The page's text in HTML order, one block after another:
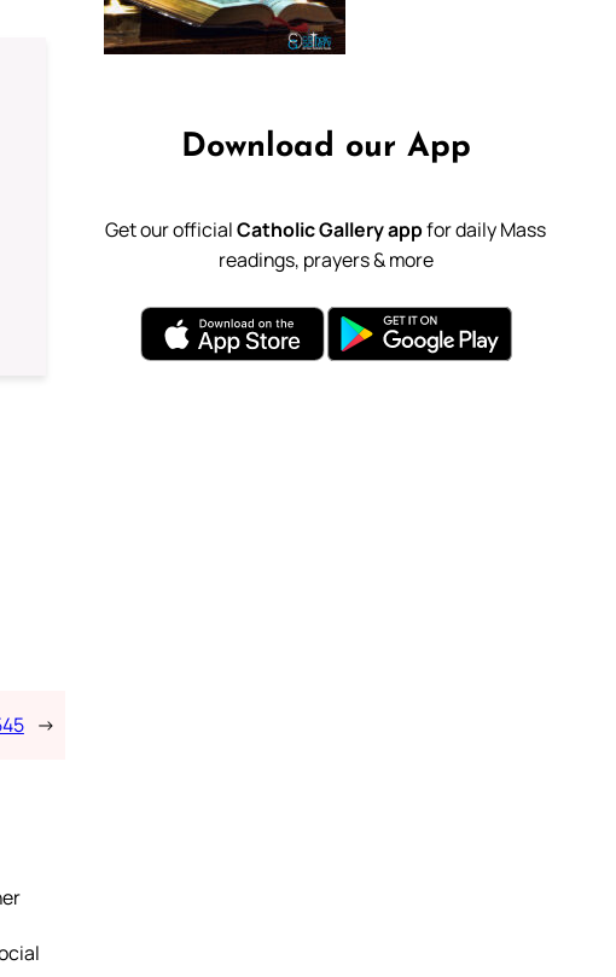
→
Download our App
Get our officialCatholic Gallery appfor daily Mass
readings, prayers & more